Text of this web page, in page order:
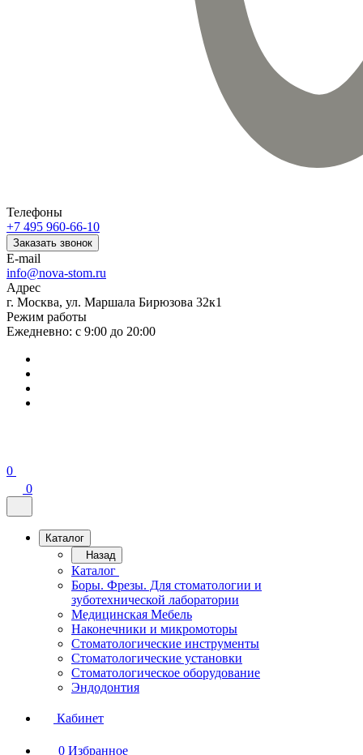
Телефоны
+7 495 960-66-10
Заказать звонок
E-mail
info@nova-stom.ru
Адрес
г. Москва, ул. Маршала Бирюзова 32к1
Режим работы
Ежедневно: с 9:00 до 20:00
0
0
Каталог
Назад
Каталог
Боры. Фрезы. Для стоматологии и
зуботехнической лаборатории
Медицинская Мебель
Наконечники и микромоторы
Стоматологические инструменты
Стоматологические установки
Стоматологическое оборудование
Эндодонтия
Кабинет
0 Избранное